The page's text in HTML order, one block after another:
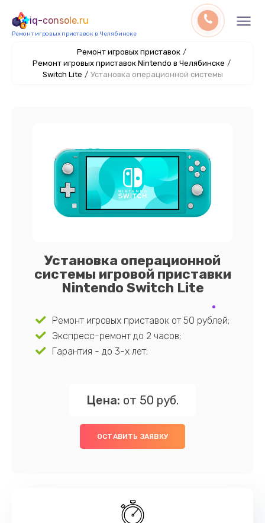
iq-console.ru
Ремонт игровых приставок в Челябинске
Ремонт игровых приставок /
Ремонт игровых приставок Nintendo в Челябинске /
Switch Lite / Установка операционной системы
Установка операционной
системы игровой приставки
Nintendo Switch Lite
Ремонт игровых приставок от 50 рублей;
Экспресс-ремонт до 2 часов;
Гарантия - до 3-х лет;
Цена: от 50 руб.
ОСТАВИТЬ ЗАЯВКУ